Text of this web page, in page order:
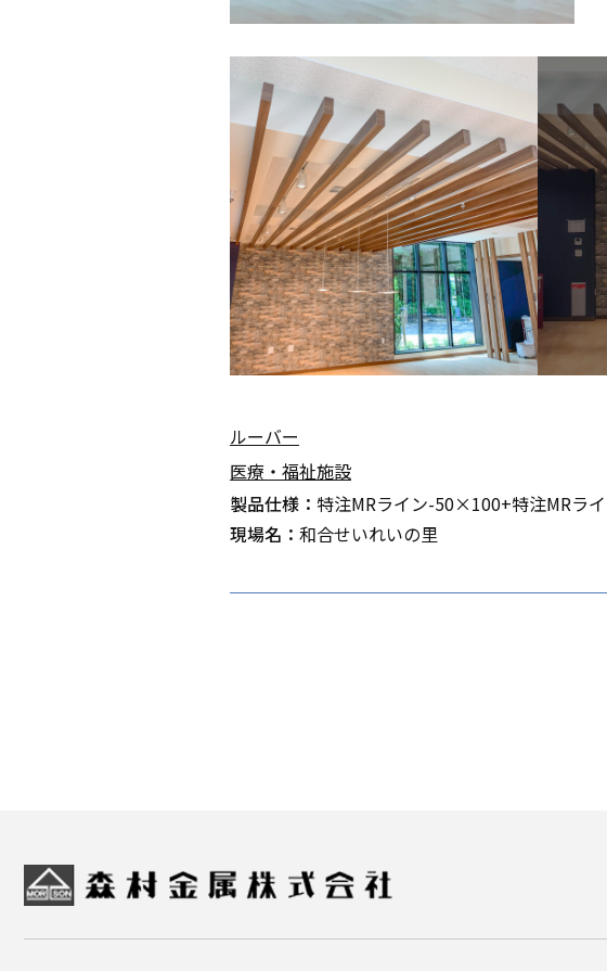
ルーバー
医療・福祉施設
製品仕様： 特注MRライン-50×100+特注MRラ
現場名： 和合せいれいの里